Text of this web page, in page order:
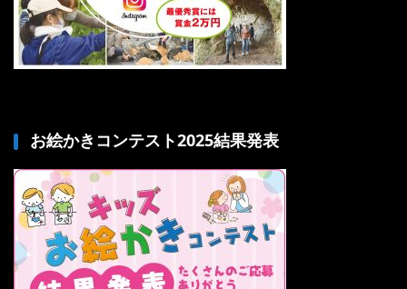
お絵かきコンテスト2025結果発表